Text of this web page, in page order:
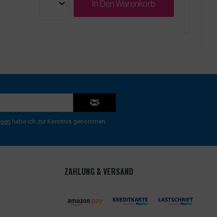
In DenWarenkorb
habe ich zur Kenntnis genommen.
ZAHLUNG & VERSAND